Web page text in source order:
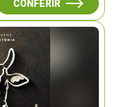
CONFERIR